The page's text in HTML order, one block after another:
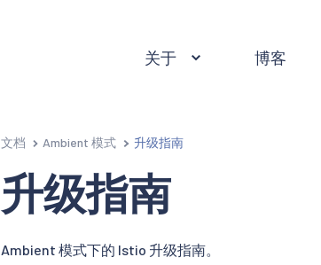
关于 博客
文档 Ambient 模式 升级指南
升级指南
Ambient 模式下的 Istio 升级指南。